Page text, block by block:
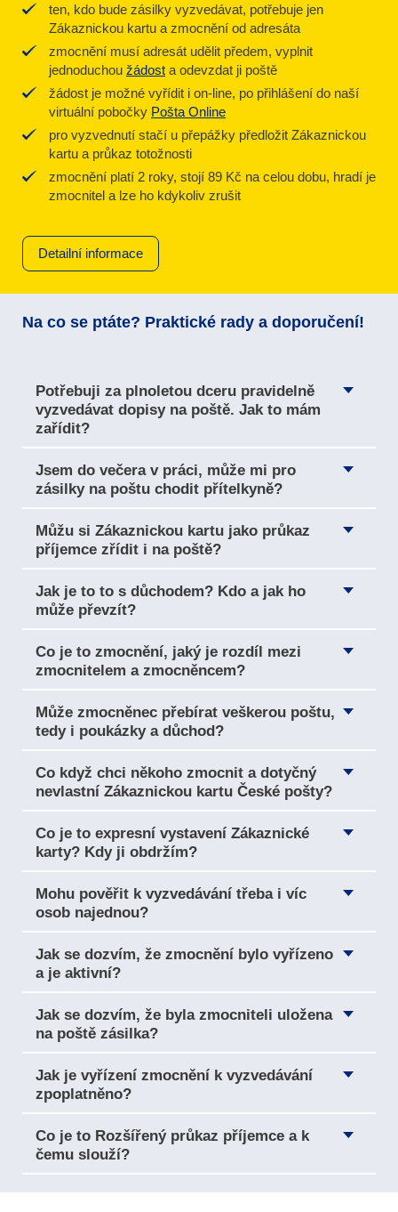
ten, kdo bude zásilky vyzvedávat, potřebuje jen
Zákaznickou kartu a zmocnění od adresáta
zmocnění musí adresát udělit předem, vyplnit
jednoduchou žádost a odevzdat ji poště
žádost je možné vyřídit i on-line, po přihlášení do naší
virtuální pobočky Pošta Online
pro vyzvednutí stačí u přepážky předložit Zákaznickou
kartu a průkaz totožnosti
zmocnění platí 2 roky, stojí 89 Kč na celou dobu, hradí je
zmocnitel a lze ho kdykoliv zrušit
Detailní informace
Na co se ptáte? Praktické rady a doporučení!
Potřebuji za plnoletou dceru pravidelně
vyzvedávat dopisy na poště. Jak to mám
zařídit?
Jsem do večera v práci, může mi pro
zásilky na poštu chodit přítelkyně?
Můžu si Zákaznickou kartu jako průkaz
příjemce zřídit i na poště?
Jak je to to s důchodem? Kdo a jak ho
může převzít?
Co je to zmocnění, jaký je rozdíl mezi
zmocnitelem a zmocněncem?
Může zmocněnec přebírat veškerou poštu,
tedy i poukázky a důchod?
Co když chci někoho zmocnit a dotyčný
nevlastní Zákaznickou kartu České pošty?
Co je to expresní vystavení Zákaznické
karty? Kdy ji obdržím?
Mohu pověřit k vyzvedávání třeba i víc
osob najednou?
Jak se dozvím, že zmocnění bylo vyřízeno
a je aktivní?
Jak se dozvím, že byla zmocniteli uložena
na poště zásilka?
Jak je vyřízení zmocnění k vyzvedávání
zpoplatněno?
Co je to Rozšířený průkaz příjemce a k
čemu slouží?